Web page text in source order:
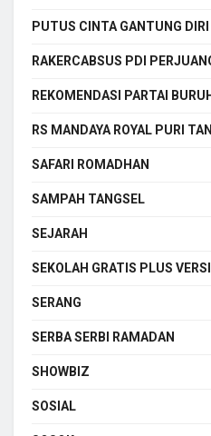
PUTUS CINTA GANTUNG DIRI
RAKERCABSUS PDI
REKOMENDASI PARTAI
RS MANDAYA ROYAL PURI
SAFARI ROMADHAN
SAMPAH TANGSEL
SEJARAH
SEKOLAH GRATIS PLUS
SERANG
SERBA SERBI RAMADAN
SHOWBIZ
SOSIAL